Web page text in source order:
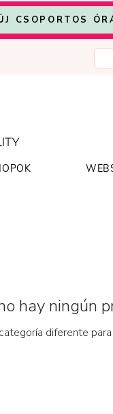
CSOPORTOS
hay ningún
diferente